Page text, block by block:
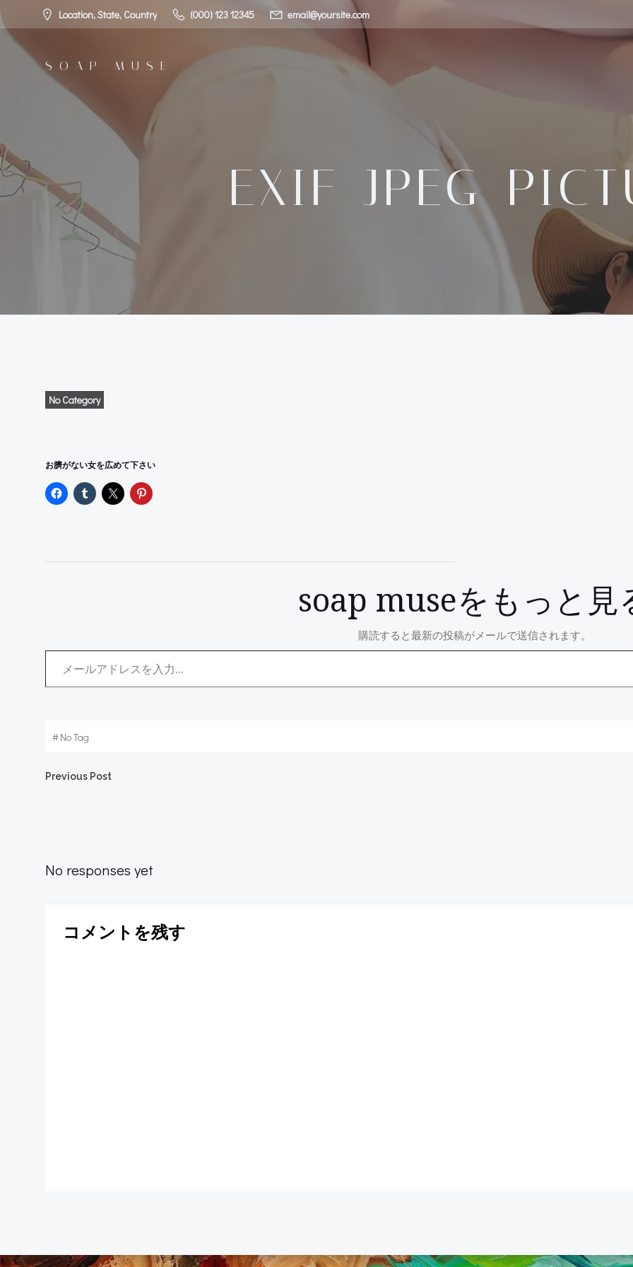
ン
ッ
プ
Location, State, Country (000) 123 12345 email@yoursite.com
SOAP MUSE
No Category
お臍がない女を広めて下さい
soap museをもっと見
購読すると最新の投稿がメールで送信されます。
メールアドレスを入力...
#No Tag
Post
Previous Post
No responses yet
コメントを残す